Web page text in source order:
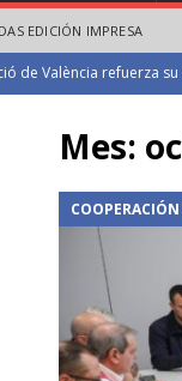
EDICIÓN IMPRESA
e Isaac Tarín se
Pallás estrena este
recupera ‘La
concede más de
por la DANA
DANA
de València refuerza
Mes: